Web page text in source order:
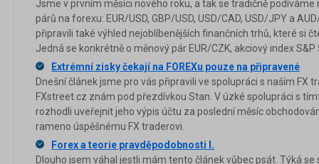
Jsme v prvním měsíci nového roku, a tak se tradičně
párů na forexu: EUR/USD, GBP/USD, USD/CAD, USD/JPY a
připravili také výhled nejoblíbenějších finančních trhů, které si
Jedná se konkrétně o měnový pár EUR/CZK, akciový index
Extrémní zisky čekají na FOREXu pouze na připravené
Dnešní článek jsme pro vás připravili ve spolupráci s naším FX
FXstreet.cz znám pod přezdívkou Stan. V úzké spolupráci s
rozhodli uveřejnit jeho výpis účtu za poslední měsíc
rameno úspěšnému FX traderovi.
Forex a teorie pravděpodobnosti I.
Dlouho jsem váhal jestli mám tento článek vůbec psát. Týká